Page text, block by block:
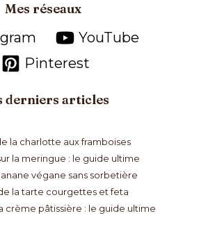
Mes réseaux
YouTube
Pinterest
derniers articles
la charlotte aux framboises
la meringue : le guide ultime
végane sans sorbetière
la tarte courgettes et feta
crème pâtissière : le guide ultime